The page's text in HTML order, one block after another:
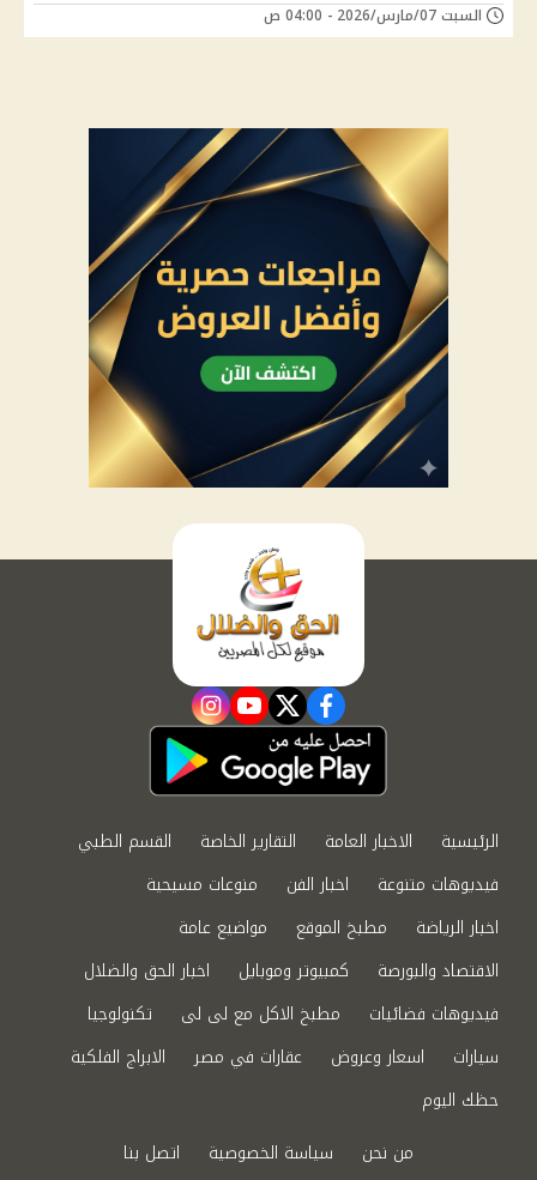
السبت 07/مارس/2026 - 04:00 ص
facebook
twitter
youtube
instagram
الرئيسية الاخبار العامة التقارير الخاصة
القسم الطبي
فيديوهات متنوعة
اخبار الفن
منوعات مسيحية
اخبار الرياضة
مطبخ الموقع
مواضيع عامة
الاقتصاد والبورصة
كمبيوتر وموبايل
اخبار الحق والضلال
فيديوهات فضائيات
مطبخ الاكل مع لى لى
تكنولوجيا
سيارات
اسعار وعروض عقارات في مصر
الابراج الفلكية
حظك اليوم
من نحن
سياسة الخصوصية اتصل بنا